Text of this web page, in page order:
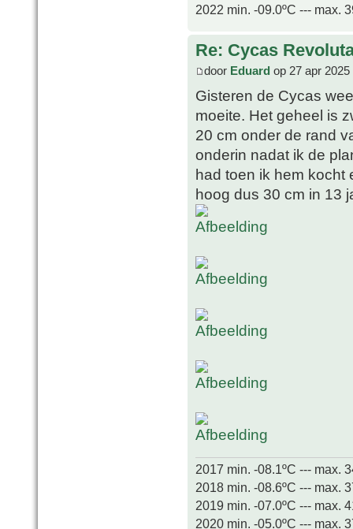
2022 min. -09.0ºC --- max.
Re: Cycas
door Eduard op 27 apr 2025
Gisteren de Cycas
moeite. Het geheel is
20 cm onder de rand
onderin nadat ik de
had toen ik hem kocht
hoog dus 30 cm in 13
2017 min. -08.1ºC --- max.
2018 min. -08.6ºC --- max.
2019 min. -07.0ºC --- max.
2020 min. -05.0ºC --- max.